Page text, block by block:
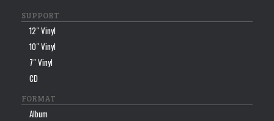
SUPPORT
12″ Vinyl
10″ Vinyl
7″ Vinyl
CD
FORMAT
Album